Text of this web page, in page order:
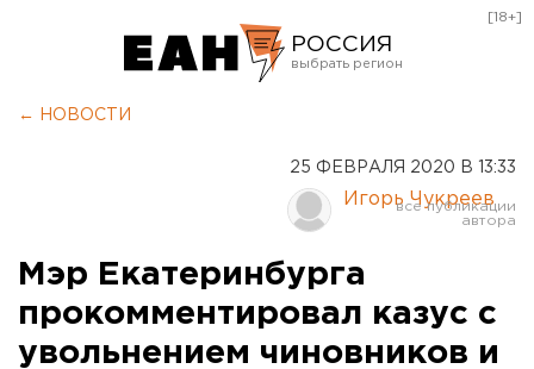
РОССИЯ
Курган
Оренбург
[18+]
← НОВОСТИ
25 ФЕВРАЛЯ 2020 В 13:33
Игорь Чукреев
Мэр Екатеринбурга
прокомментировал казус с
увольнением чиновников и